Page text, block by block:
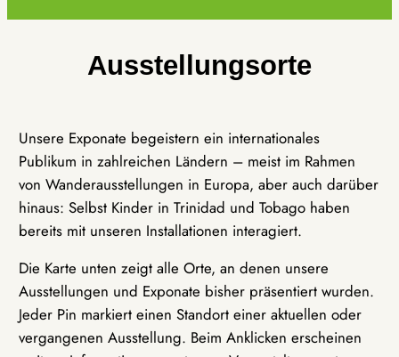
Ausstellungsorte
Unsere Exponate begeistern ein internationales
Publikum in zahlreichen Ländern – meist im Rahmen
von Wanderausstellungen in Europa, aber auch darüber
hinaus: Selbst Kinder in Trinidad und Tobago haben
bereits mit unseren Installationen interagiert.
Die Karte unten zeigt alle Orte, an denen unsere
Ausstellungen und Exponate bisher präsentiert wurden.
Jeder Pin markiert einen Standort einer aktuellen oder
vergangenen Ausstellung. Beim Anklicken erscheinen